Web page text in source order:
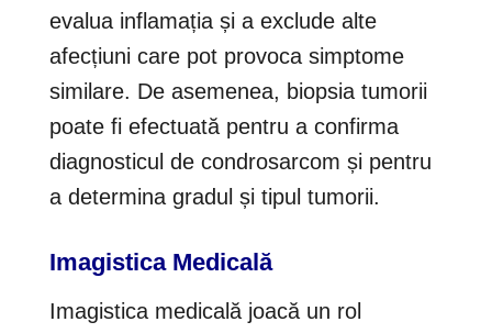
evalua inflamația și a exclude alte
afecțiuni care pot provoca simptome
similare. De asemenea, biopsia tumorii
poate fi efectuată pentru a confirma
diagnosticul de condrosarcom și pentru
a determina gradul și tipul tumorii.
Imagistica Medicală
Imagistica medicală joacă un rol